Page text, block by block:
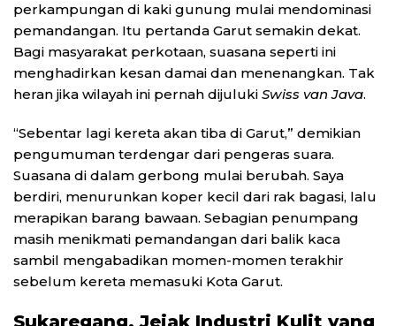
perkampungan di kaki gunung mulai mendominasi
pemandangan. Itu pertanda Garut semakin dekat.
Bagi masyarakat perkotaan, suasana seperti ini
menghadirkan kesan damai dan menenangkan. Tak
heran jika wilayah ini pernah dijuluki Swiss van Java.
“Sebentar lagi kereta akan tiba di Garut,” demikian
pengumuman terdengar dari pengeras suara.
Suasana di dalam gerbong mulai berubah. Saya
berdiri, menurunkan koper kecil dari rak bagasi, lalu
merapikan barang bawaan. Sebagian penumpang
masih menikmati pemandangan dari balik kaca
sambil mengabadikan momen-momen terakhir
sebelum kereta memasuki Kota Garut.